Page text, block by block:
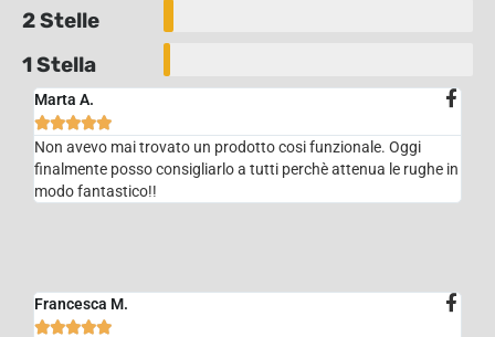
2 Stelle
1 Stella
Marta A.

Non avevo mai trovato un prodotto cosi funzionale. Oggi
finalmente posso consigliarlo a tutti perchè attenua le rughe in
modo fantastico!!
Francesca M.
